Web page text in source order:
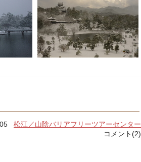
松江／山陰バリアフリーツアーセンター
コメント(2)